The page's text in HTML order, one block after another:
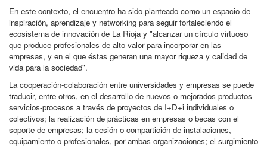
En este contexto, el encuentro ha sido planteado como un espacio de
inspiración, aprendizaje y networking para seguir fortaleciendo el
ecosistema de innovación de La Rioja y "alcanzar un círculo virtuoso
que produce profesionales de alto valor para incorporar en las
empresas, y en el que éstas generan una mayor riqueza y calidad de
vida para la sociedad".
La cooperación-colaboración entre universidades y empresas se puede
traducir, entre otros, en el desarrollo de nuevos o mejorados productos-
servicios-procesos a través de proyectos de I+D+i individuales o
colectivos; la realización de prácticas en empresas o becas con el
soporte de empresas; la cesión o compartición de instalaciones,
equipamiento o profesionales, por ambas organizaciones; el surgimiento